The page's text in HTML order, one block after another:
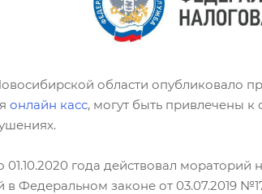
области опубликовало
онлайн касс, могут быть привлечены к
года действовал
в Федеральном законе от 03.07.2019